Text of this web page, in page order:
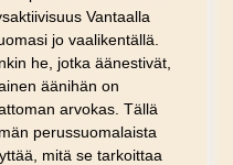
Vantaalla
jo vaalikentällä.
he, jotka äänestivät,
äänihän on
arvokas. Tällä
perussuomalaista
mitä se tarkoittaa